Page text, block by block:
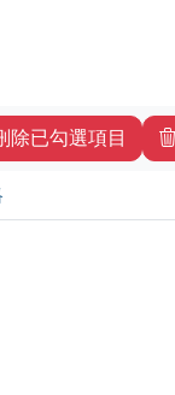
除已勾選項目